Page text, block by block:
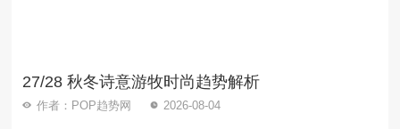
27/28 秋冬诗意游牧时尚趋势解析
作者：POP趋势网 2026-08-04